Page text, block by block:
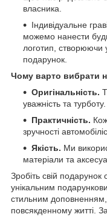
власника.
Індивідуальне
можемо нанести
логотип, створюючи
подарунок.
Чому варто вибрати
Оригінальність.
уважність та турботу.
Практичність.
зручності
Якість. Ми
матеріали та
Зробіть свій подарунок
унікальним
стильним
повсякденному житті.